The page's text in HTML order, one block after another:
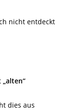
nicht entdeckt
„alten“
dies aus